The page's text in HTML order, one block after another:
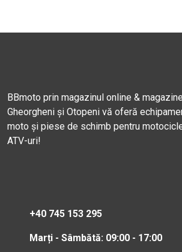
BBmoto prin magazinul online &
Gheorgheni și Otopeni vă oferă
moto și piese de schimb pentru
ATV-uri!
+40 745 153 295
Marți - Sâmbătă: 09:00 - 17:00